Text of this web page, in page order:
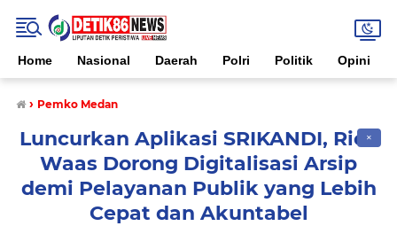
Home Nasional Daerah Polri Politik Opini
› Pemko Medan
✕
Luncurkan Aplikasi SRIKANDI, Rico
Waas Dorong Digitalisasi Arsip
demi Pelayanan Publik yang Lebih
Cepat dan Akuntabel